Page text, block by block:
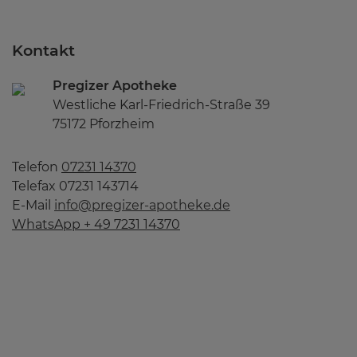
Kontakt
Pregizer Apotheke
Westliche Karl-Friedrich-Straße 39
75172 Pforzheim
Telefon 07231 14370
Telefax 07231 143714
E-Mail info@pregizer-apotheke.de
WhatsApp + 49 7231 14370